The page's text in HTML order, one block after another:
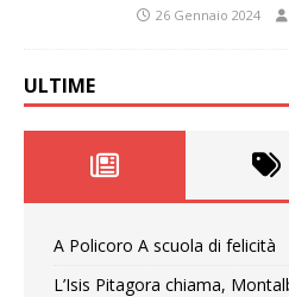
26 Gennaio 2024
ULTIME
A Policoro A scuola di felicità
L’Isis Pitagora chiama,